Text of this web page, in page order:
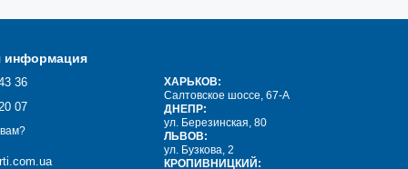
и устойчивости.
средами. Кожкартон может быть использован в
чрезмерного взаимодействия.
электрическую изоляцию и герметичность между
для сохранения надежности и безопасности.
информация
36
07
ХАРЬКОВ:
Салтовское шоссе, 67-А
ДНЕПР:
ул. Березинская, 80
ЛЬВОВ:
ул. Бузкова, 2
КРОПИВНИЦКИЙ: